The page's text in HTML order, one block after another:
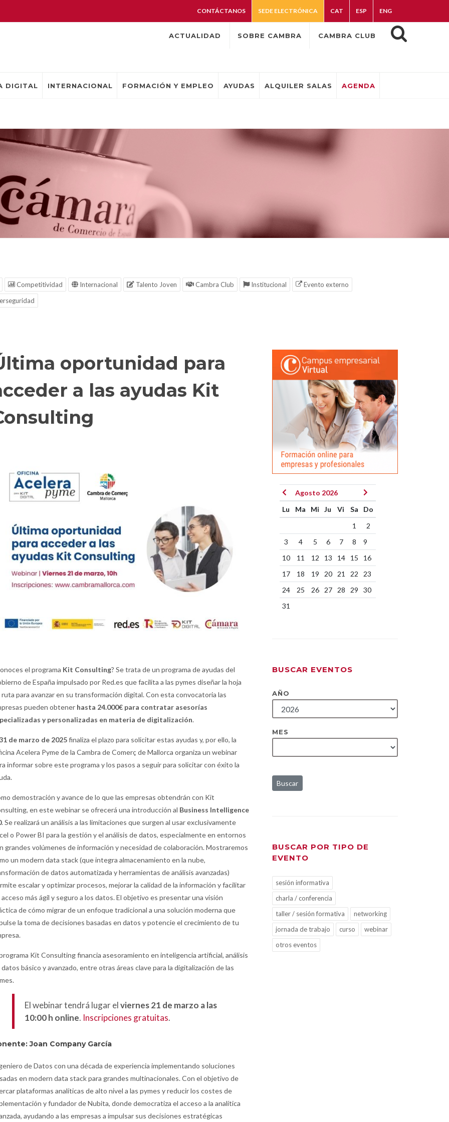
CONTÁCTANOS SEDE ELECTRÓNICA CAT ESP ENG
ACTUALIDAD SOBRE CAMBRA CAMBRA CLUB
DIGITAL INTERNACIONAL FORMACIÓN Y EMPLEO AYUDAS ALQUILER SALAS AGENDA
Competitividad Internacional Talento Joven Cambra Club Institucional
Evento externo
oportunidad para
a las ayudas Kit
el programa Kit Consulting? Se trata de un programa de ayudas del
de España impulsado por Red.es que facilita a las pymes diseñar la hoja
ruta para avanzar en su transformación digital. Con esta convocatoria las
pueden obtener hasta 24.000€ para contratar asesorías
y personalizadas en materia de digitalización.
de marzo de 2025finaliza el plazo para solicitar estas ayudas y, por ello, la
Acelera Pyme de la Cambra de Comerç de Mallorca organiza un webinar
informar sobre este programa y los pasos a seguir para solicitar con éxito la
demostración y avance de lo que las empresas obtendrán con Kit
en este webinar se ofrecerá una introducción al Business Intelligence
. Se realizará un análisis a las limitaciones que surgen al usar exclusivamente
o Power BI para la gestión y el análisis de datos, especialmente en entornos
grandes volúmenes de información y necesidad de colaboración. Mostraremos
un modern data stack (que integra almacenamiento en la nube,
de datos automatizada y herramientas de análisis avanzadas)
escalar y optimizar procesos, mejorar la calidad de la información y facilitar
acceso más ágil y seguro a los datos. El objetivo es presentar una visión
de cómo migrar de un enfoque tradicional a una solución moderna que
la toma de decisiones basadas en datos y potencie el crecimiento de tu
Kit Consulting financia asesoramiento en inteligencia artificial, análisis
datos básico y avanzado, entre otras áreas clave para la digitalización de las
El webinar tendrá lugar elviernes 21 de marzo a las
10:00 h online. Inscripciones gratuitas.
Joan Company García
de Datos con una década de experiencia implementando soluciones
en modern data stack para grandes multinacionales. Con el objetivo de
plataformas analíticas de alto nivel a las pymes y reducir los costes de
y fundador de Nubita, donde democratiza el acceso a la analítica
ayudando a las empresas a impulsar sus decisiones estratégicas
Agosto 2026
Lu
Ma Mi Ju Vi Sa
Do
1
2
3
4 5 6 7 8
9
10
11 12 13 14 15
16
17
18 19 20 21 22
23
24
25 26 27 28 29
30
31
BUSCAR EVENTOS
AÑO
MES
Buscar
BUSCAR POR TIPO DE
EVENTO
sesión informativa
charla / conferencia
taller / sesión formativa
networking
jornada de trabajo
curso
webinar
otros eventos